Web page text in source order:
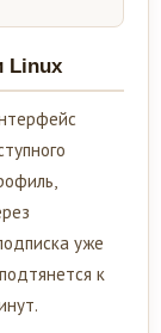
Linux
уже
к